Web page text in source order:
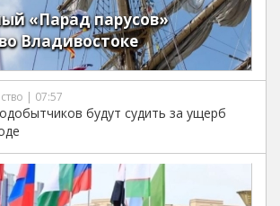
«Парад парусов»
Владивостоке
| 07:57
будут судить за ущерб